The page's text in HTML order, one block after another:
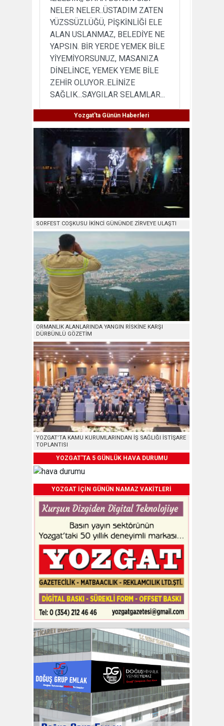
NELER NELER..ÜSTADIM ZATEN
YÜZSSÜZLÜĞÜ, PİŞKİNLİĞİ ELE
ALAN USLANMAZ, BELEDİYE NE
YAPSIN. BİR YERDE YEMEK BİLE
YİYEMİYORSUNUZ, MASANIZA
DİNELİNCE, YEMEK YEME BİLE
ZEHİR OLUYOR..ELİNİZE
SAĞLIK...SAYGILAR SELAMLAR...
Yozgat'ta Günün Haberleri
SORFEST COŞKUSU İKİNCİ GÜNÜNDE ZİRVEYE ULAŞTI
ORMANLIK ALANLARINDA YANGIN RİSKİNE KARŞI
DÜRBÜNLÜ GÖZETİM
YOZGAT’TA KAMU KURUMLARINDAN İŞ SAĞLIĞI İSTİŞARE
TOPLANTISI
YOZGAT'TA 5 GÜNLÜK HAVA DURUMU
YOZGAT İÇİN GÜNÜN NAMAZ VAKİTLERİ